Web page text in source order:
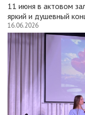
11 июня в актовом
яркий и душевный
16.06.2026